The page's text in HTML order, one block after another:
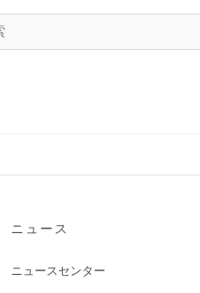
ニュース
ニュースセンター